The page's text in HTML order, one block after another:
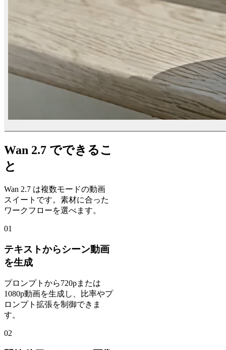
Wan 2.7 でできるこ
と
Wan 2.7 は複数モードの動画
スイートです。素材に合った
ワークフローを選べます。
01
テキストからシーン動画
を生成
プロンプトから720pまたは
1080p動画を生成し、比率やプ
ロンプト拡張を制御できま
す。
02